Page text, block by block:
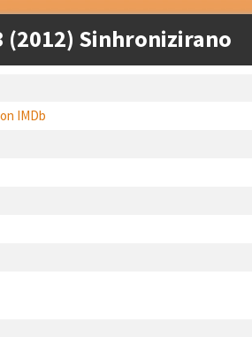
(2012) Sinhronizirano